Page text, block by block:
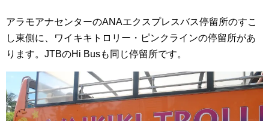
アラモアナセンターのANAエクスプレスバス停留所のすこ
し東側に、ワイキキトロリー・ピンクラインの停留所があ
ります。JTBのHi Busも同じ停留所です。